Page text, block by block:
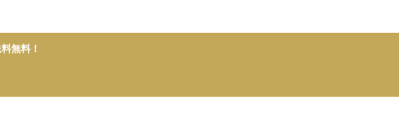
ームグッ
無料！